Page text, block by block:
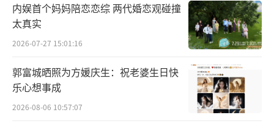
内娱首个妈妈陪恋恋综 两代婚恋观碰撞
太真实
2026-07-27 15:01:16
郭富城晒照为方媛庆生：祝老婆生日快
乐心想事成
2026-08-06 10:57:07